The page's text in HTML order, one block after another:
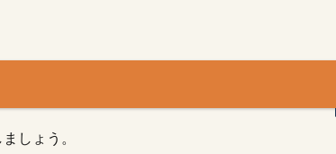
しょう。